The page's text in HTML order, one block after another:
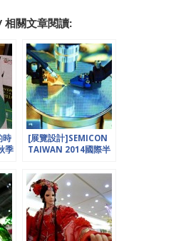
關文章閱讀:
時
季
[展覽設計]SEMICON
TAIWAN 2014國際半
presents